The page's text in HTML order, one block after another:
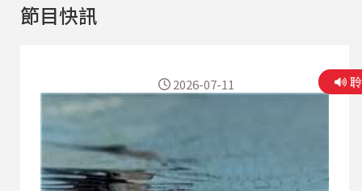
節目快訊
2026-07-11